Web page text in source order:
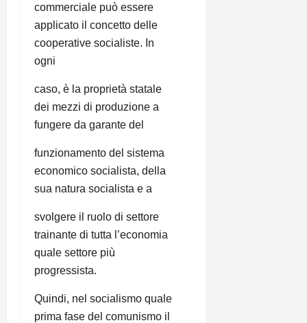
commerciale può essere
applicato il concetto delle
cooperative socialiste. In
ogni
caso, è la proprietà statale
dei mezzi di produzione a
fungere da garante del
funzionamento del sistema
economico socialista, della
sua natura socialista e a
svolgere il ruolo di settore
trainante di tutta l’economia
quale settore più
progressista.
Quindi, nel socialismo quale
prima fase del comunismo il